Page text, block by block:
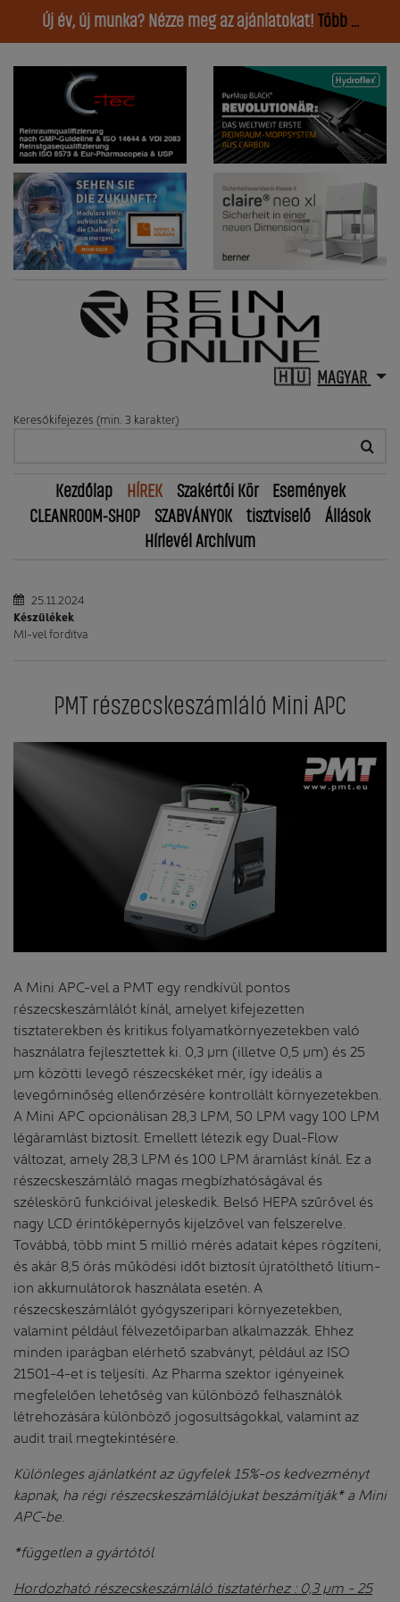
Új év, új munka? Nézze meg az ajánlatokat! Több ...
MAGYAR
Keresőkifejezés (min. 3 karakter)
Kezdőlap HÍREK Szakértői Kör
Események
CLEANROOM-SHOP
SZABVÁNYOK tisztviselő
Állások
Hírlevél Archívum
25.11.2024
Készülékek
MI-vel fordítva
PMT részecskeszámláló Mini APC
A Mini APC-vel a PMT egy rendkívül pontos
részecskeszámlálót kínál, amelyet kifejezetten
tisztaterekben és kritikus folyamatkörnyezetekben való
használatra fejlesztettek ki. 0,3 µm (illetve 0,5 µm) és 25
µm közötti levegő részecskéket mér, így ideális a
levegőminőség ellenőrzésére kontrollált környezetekben.
A Mini APC opcionálisan 28,3 LPM, 50 LPM vagy 100 LPM
légáramlást biztosít. Emellett létezik egy Dual-Flow
változat, amely 28,3 LPM és 100 LPM áramlást kínál. Ez a
részecskeszámláló magas megbízhatóságával és
széleskörű funkcióival jeleskedik. Belső HEPA szűrővel és
nagy LCD érintőképernyős kijelzővel van felszerelve.
Továbbá, több mint 5 millió mérés adatait képes rögzíteni,
és akár 8,5 órás működési időt biztosít újratölthető lítium-
ion akkumulátorok használata esetén. A
részecskeszámlálót gyógyszeripari környezetekben,
valamint például félvezetőiparban alkalmazzák. Ehhez
minden iparágban elérhető szabványt, például az ISO
21501-4-et is teljesíti. Az Pharma szektor igényeinek
megfelelően lehetőség van különböző felhasználók
létrehozására különböző jogosultságokkal, valamint az
audit trail megtekintésére.
Különleges ajánlatként az ügyfelek 15%-os kedvezményt
kapnak, ha régi részecskeszámlálójukat beszámítják* a Mini
APC-be.
*független a gyártótól
Hordozható részecskeszámláló tisztatérhez : 0,3 µm - 25